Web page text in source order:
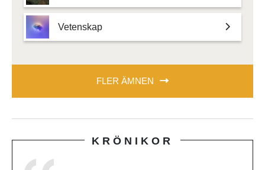
Vetenskap
FLER ÄMNEN
KRÖNIKOR